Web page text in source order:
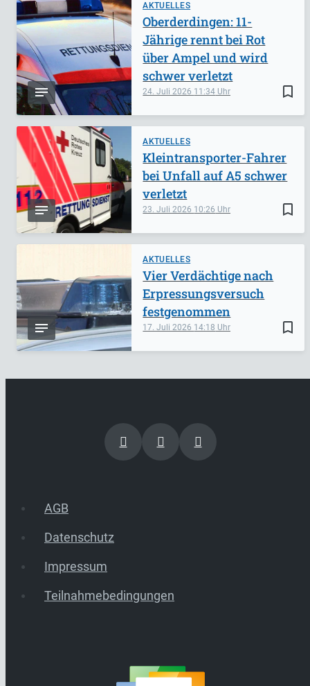
AKTUELLES
bookmark_border
24. Juli 2026 11:34
Oberderdingen: 11-
Jährige rennt bei Rot
über Ampel und wird
schwer verletzt
AKTUELLES
bookmark_border
23. Juli 2026 10:26
Kleintransporter-Fahrer
bei Unfall auf A5 schwer
verletzt
AKTUELLES
bookmark_border
17. Juli 2026 14:18
Vier Verdächtige nach
Erpressungsversuch
festgenommen
AGB
Datenschutz
Impressum
Teilnahmebedingungen